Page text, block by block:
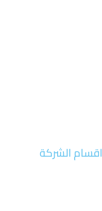
اقسام الشركة